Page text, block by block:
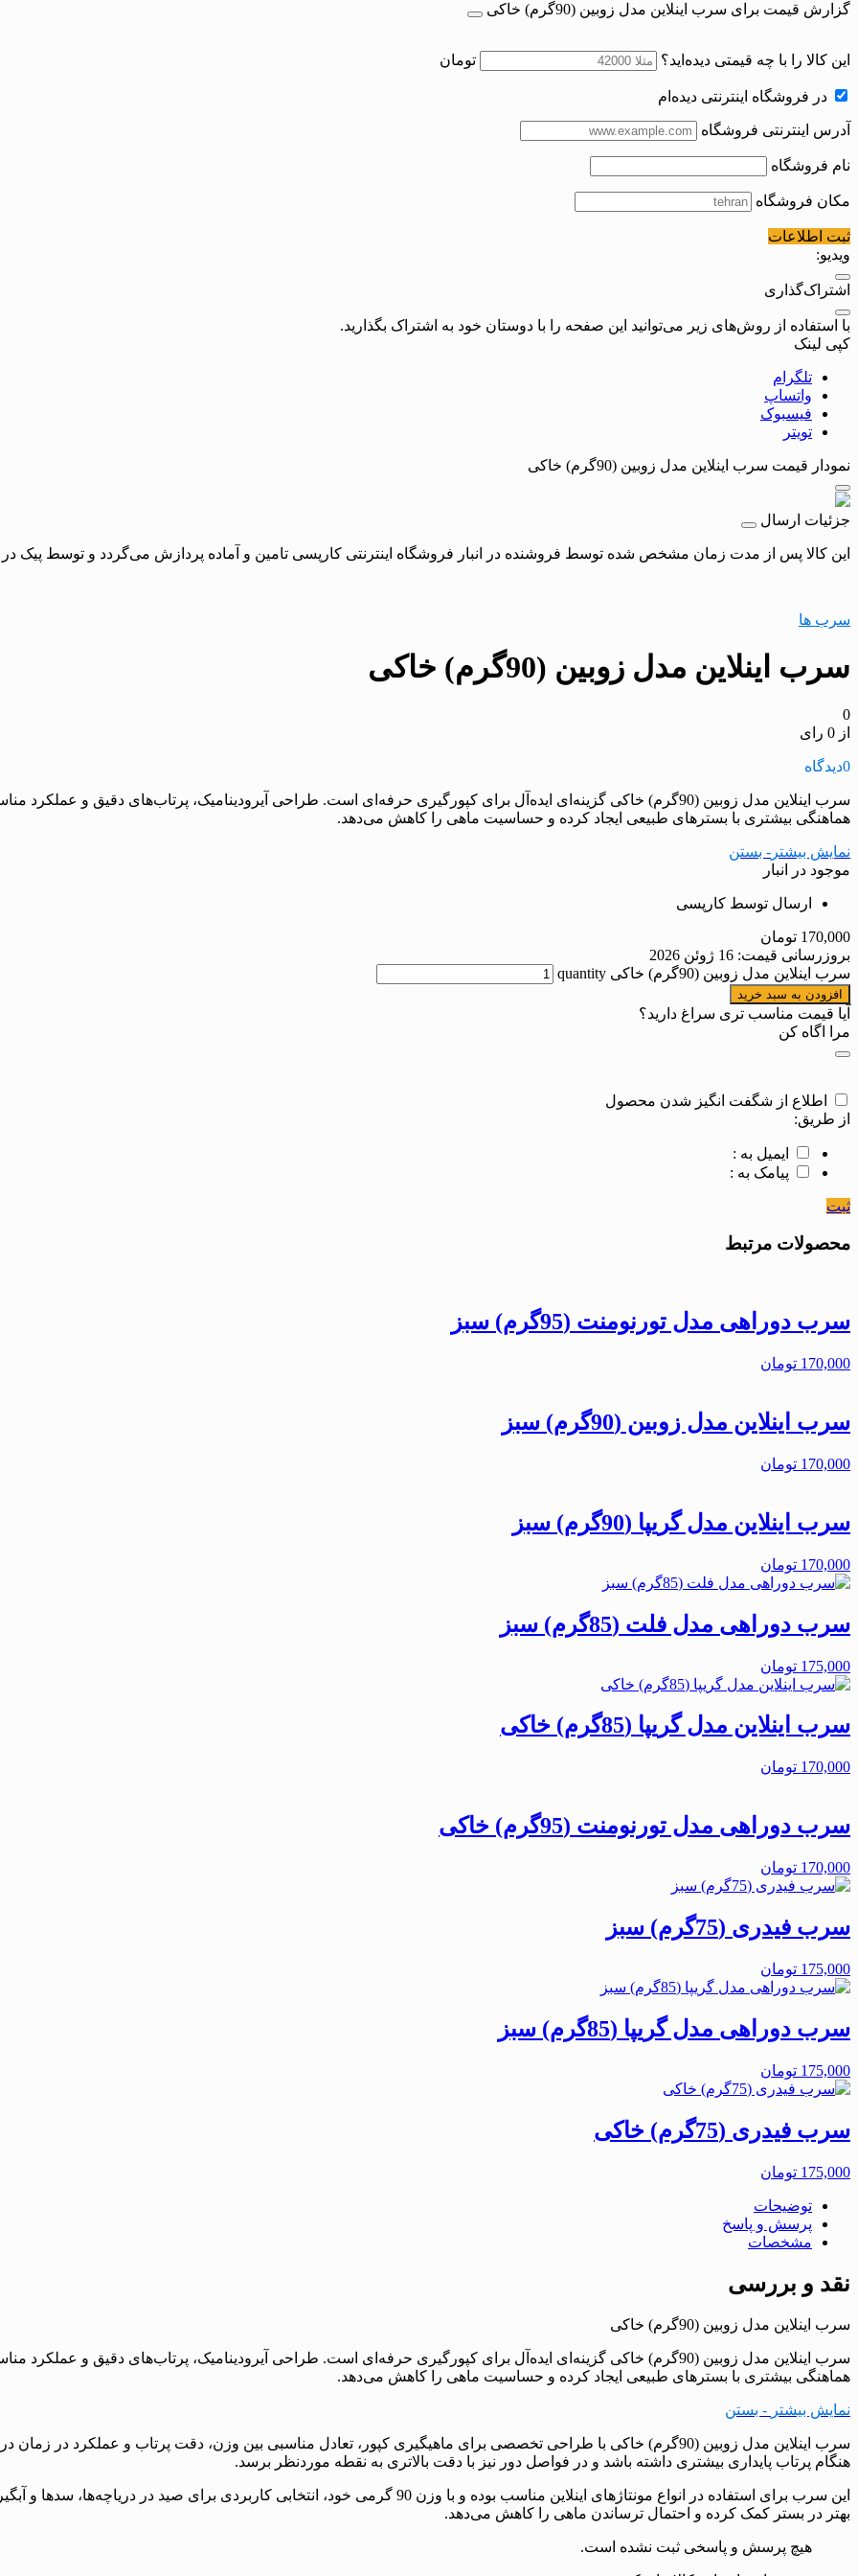
گزارش قیمت برای سرب اینلاین مدل زوبین (90گرم) خاکی
این کالا را با چه قیمتی دیده‌اید؟ تومان
در فروشگاه اینترنتی دیده‌ام
آدرس اینترنتی فروشگاه
نام فروشگاه
مکان فروشگاه
ثبت اطلاعات
ویدیو:
اشتراک‌گذاری
با استفاده از روش‌های زیر می‌توانید این صفحه را با دوستان خود به اشتراک بگذارید.
کپی لینک
تلگرام
واتساپ
فیسبوک
تویتر
نمودار قیمت سرب اینلاین مدل زوبین (90گرم) خاکی
جزئیات ارسال
این کالا پس از مدت زمان مشخص شده توسط فروشنده در انبار فروشگاه اینترنتی کارپسی تامین و آماده پردازش می‌گردد و توسط پیک در
سرب ها
سرب اینلاین مدل زوبین (90گرم) خاکی
0
از 0 رای
0دیدگاه
سرب اینلاین مدل زوبین (90گرم) خاکی گزینه‌ای ایده‌آل برای کپورگیری حرفه‌ای است. طراحی آیرودینامیک، پرتاب‌های دقیق و
هماهنگی بیشتری با بسترهای طبیعی ایجاد کرده و حساسیت ماهی را کاهش می‌دهد.
نمایش بیشتر - بستن
موجود در انبار
ارسال توسط کارپسی
170,000 تومان
بروزرسانی قیمت: 16 ژوئن 2026
سرب اینلاین مدل زوبین (90گرم) خاکی quantity
افزودن به سبد خرید
آیا قیمت مناسب تری سراغ دارید؟
مرا اگاه کن
اطلاع از شگفت انگیز شدن محصول
از طریق:
ایمیل به :
پیامک به :
ثبت
محصولات مرتبط
سرب دوراهی مدل تورنومنت (95گرم) سبز
170,000 تومان
سرب اینلاین مدل زوبین (90گرم) سبز
170,000 تومان
سرب اینلاین مدل گریپا (90گرم) سبز
170,000 تومان
سرب دوراهی مدل فلت (85گرم) سبز
175,000 تومان
سرب اینلاین مدل گریپا (85گرم) خاکی
170,000 تومان
سرب دوراهی مدل تورنومنت (95گرم) خاکی
170,000 تومان
سرب فیدری (75گرم) سبز
175,000 تومان
سرب دوراهی مدل گریپا (85گرم) سبز
175,000 تومان
سرب فیدری (75گرم) خاکی
175,000 تومان
توضیحات
پرسش و پاسخ
مشخصات
نقد و بررسی
سرب اینلاین مدل زوبین (90گرم) خاکی
سرب اینلاین مدل زوبین (90گرم) خاکی گزینه‌ای ایده‌آل برای کپورگیری حرفه‌ای است. طراحی آیرودینامیک، پرتاب‌های دقیق و
هماهنگی بیشتری با بسترهای طبیعی ایجاد کرده و حساسیت ماهی را کاهش می‌دهد.
نمایش بیشتر - بستن
سرب اینلاین مدل زوبین (90گرم) خاکی با طراحی تخصصی برای ماهیگیری کپور، تعادل مناسبی بین وزن، دقت پرتاب و
هنگام پرتاب پایداری بیشتری داشته باشد و در فواصل دور نیز با دقت بالاتری به نقطه موردنظر برسد.
این سرب برای استفاده در انواع مونتاژهای اینلاین مناسب بوده و با وزن 90 گرمی خود، انتخابی
بهتر در بستر کمک کرده و احتمال ترساندن ماهی را کاهش می‌دهد.
هیچ پرسش و پاسخی ثبت نشده است.